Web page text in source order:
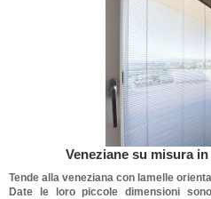
Veneziane su misura
Tende alla veneziana con lamelle
Date le loro piccole dimensioni